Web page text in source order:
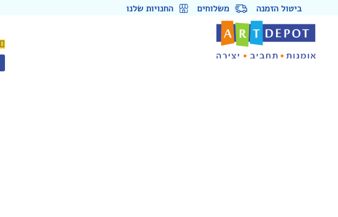
ביטול הזמנה משלוחים החנויות שלנו